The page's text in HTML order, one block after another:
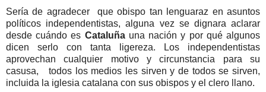
Sería de agradecer que obispo tan lenguaraz en asuntos
políticos independentistas, alguna vez se dignara aclarar
desde cuándo es Cataluña una nación y por qué algunos
dicen serlo con tanta ligereza. Los independentistas
aprovechan cualquier motivo y circunstancia para su
casusa, todos los medios les sirven y de todos se sirven,
incluida la iglesia catalana con sus obispos y el clero llano.